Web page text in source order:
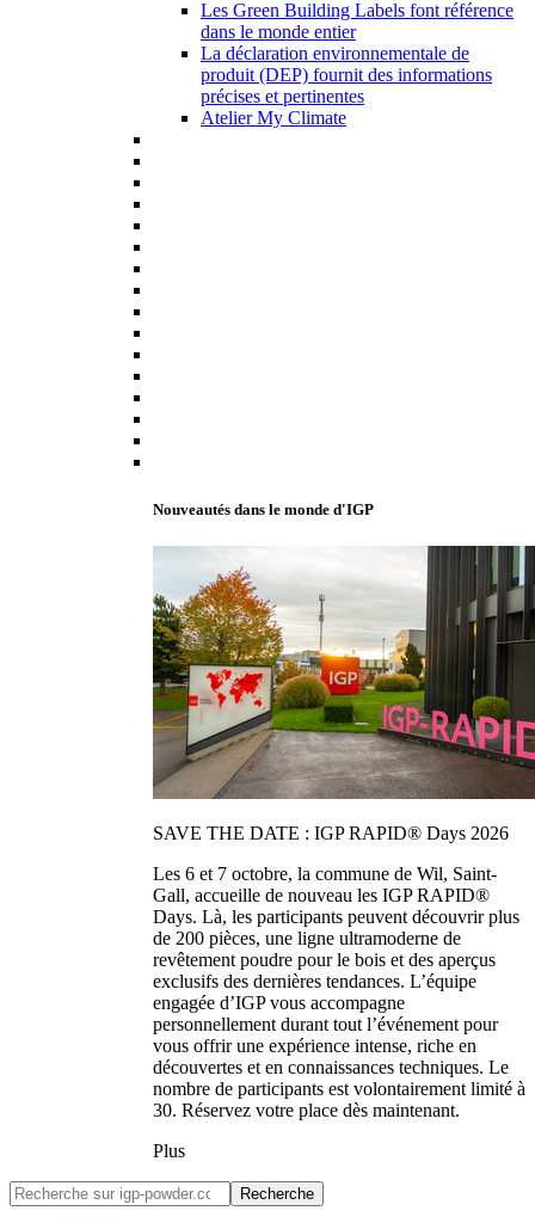
Les Green Building Labels font référence
dans le monde entier
La déclaration environnementale de
produit (DEP) fournit des informations
précises et pertinentes
Atelier My Climate
Nouveautés dans le monde d'IGP
SAVE THE DATE : IGP RAPID® Days 2026
Les 6 et 7 octobre, la commune de Wil, Saint-
Gall, accueille de nouveau les IGP RAPID®
Days. Là, les participants peuvent découvrir plus
de 200 pièces, une ligne ultramoderne de
revêtement poudre pour le bois et des aperçus
exclusifs des dernières tendances. L’équipe
engagée d’IGP vous accompagne
personnellement durant tout l’événement pour
vous offrir une expérience intense, riche en
découvertes et en connaissances techniques. Le
nombre de participants est volontairement limité à
30. Réservez votre place dès maintenant.
Plus
Recherche